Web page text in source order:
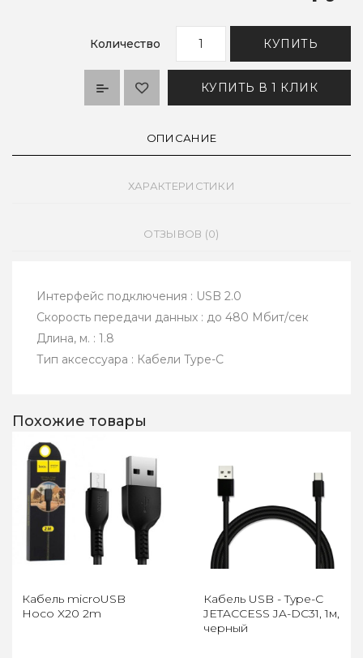
Количество КУПИТЬ
КУПИТЬ В 1 КЛИК
ОПИСАНИЕ
ХАРАКТЕРИСТИКИ
ОТЗЫВОВ (0)
Интерфейс подключения : USB 2.0
Скорость передачи данных : до 480 Мбит/сек
Длина, м. : 1.8
Тип аксессуара : Кабели Type-C
Похожие товары
Кабель microUSB
Hoco X20 2m
Кабель USB - Type-C
JETACCESS JA-DC31, 1м,
черный